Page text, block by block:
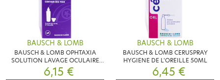
BAUSCH & LOMB
BAUSCH & LOMB OPHTAXIA
SOLUTION LAVAGE OCULAIRE
100ML
6,15 €
BAUSCH & LOMB
BAUSCH & LOMB CERUSPRAY
HYGIENE DE L'OREILLE 50ML
6,45 €